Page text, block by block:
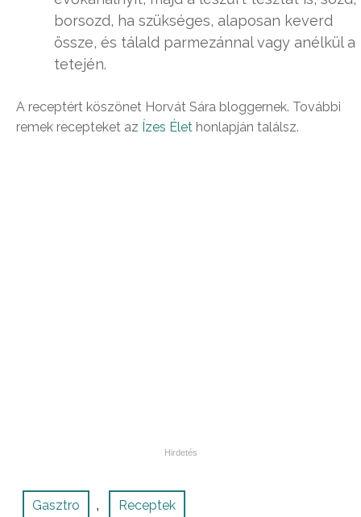
borsozd, ha szükséges, alaposan keverd
össze, és tálald parmezánnal vagy anélkül a
tetején.
A receptért köszönet Horvát Sára bloggernek. További
remek recepteket az Ízes Élet honlapján találsz.
Gasztro , Receptek